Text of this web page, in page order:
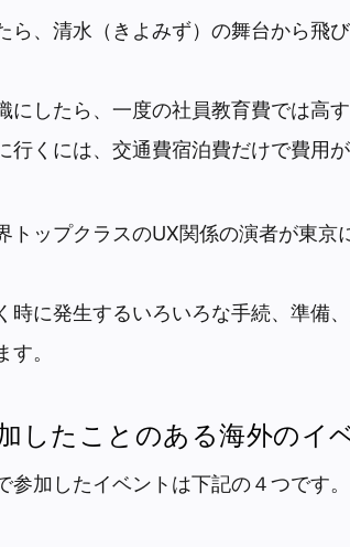
ら、清水（きよみず）の舞台から飛
にしたら、一度の社員教育費では高
行くには、交通費宿泊費だけで費用
トップクラスのUX関係の演者が東京
時に発生するいろいろな手続、準備
す。
したことのある海外のイ
参加したイベントは下記の４つです。